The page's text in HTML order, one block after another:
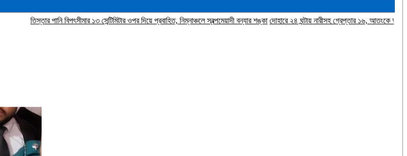
‎তিস্তার পানি বিপৎসীমার ১৩ সেন্টিমিটার ওপর দিয়ে প্রবাহিত, নিম্নাঞ্চলে স্বল্পমেয়াদী বন্যার শঙ্কা দোহারে ২৪ ঘন্টায় নারীসহ গ্রেপ্তার ১৬, আতংকে আওয়ামী সমর্থকরা